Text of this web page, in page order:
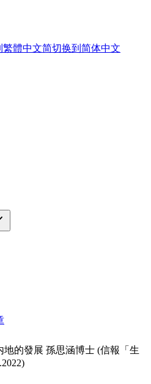
繁體中文简切换到简体中文
的發展 孫思涵博士 (信報「生